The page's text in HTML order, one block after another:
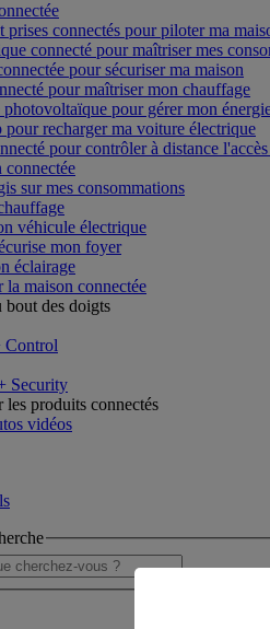
prises connectés pour piloter ma
connecté pour maîtriser mes
pour sécuriser ma maison
pour maîtriser mon chauffage
photovoltaïque pour gérer mon
pour recharger ma voiture électrique
pour contrôler à distance
connectée
sur mes consommations
véhicule électrique
mon foyer
éclairage
la maison connectée
bout des doigts
Control
Security
produits connectés
vidéos